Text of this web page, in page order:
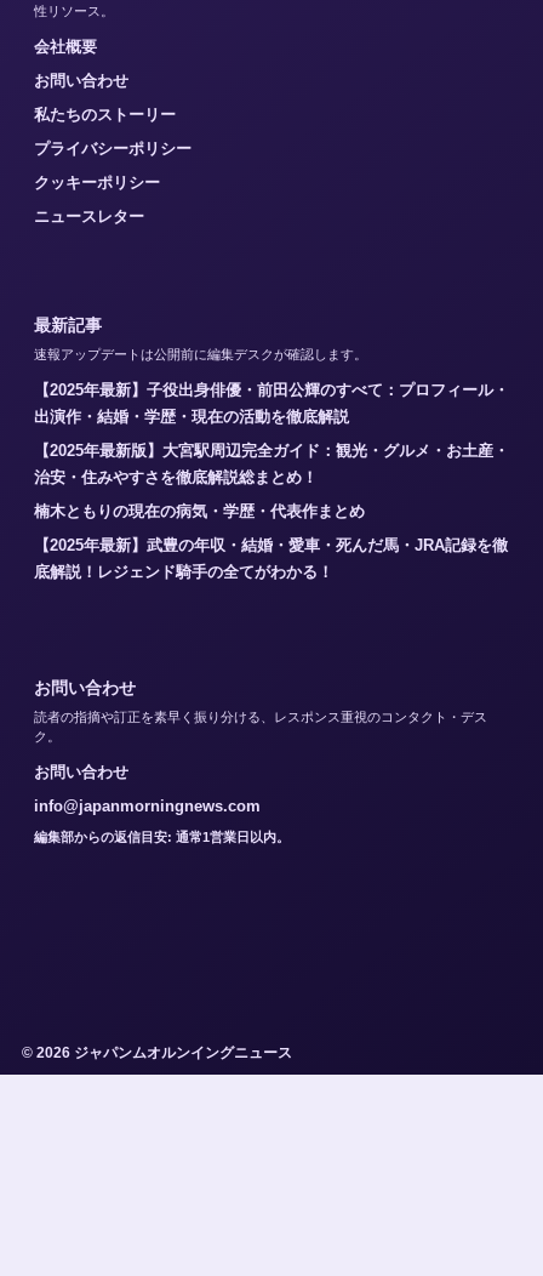
性リソース。
会社概要
お問い合わせ
私たちのストーリー
プライバシーポリシー
クッキーポリシー
ニュースレター
最新記事
速報アップデートは公開前に編集デスクが確認します。
【2025年最新】子役出身俳優・前田公輝のすべて：プロフィール・
出演作・結婚・学歴・現在の活動を徹底解説
【2025年最新版】大宮駅周辺完全ガイド：観光・グルメ・お土産・
治安・住みやすさを徹底解説総まとめ！
楠木ともりの現在の病気・学歴・代表作まとめ
【2025年最新】武豊の年収・結婚・愛車・死んだ馬・JRA記録を徹
底解説！レジェンド騎手の全てがわかる！
お問い合わせ
読者の指摘や訂正を素早く振り分ける、レスポンス重視のコンタクト・デス
ク。
お問い合わせ
info@japanmorningnews.com
編集部からの返信目安: 通常1営業日以内。
© 2026 ジャパンムオルンイングニュース